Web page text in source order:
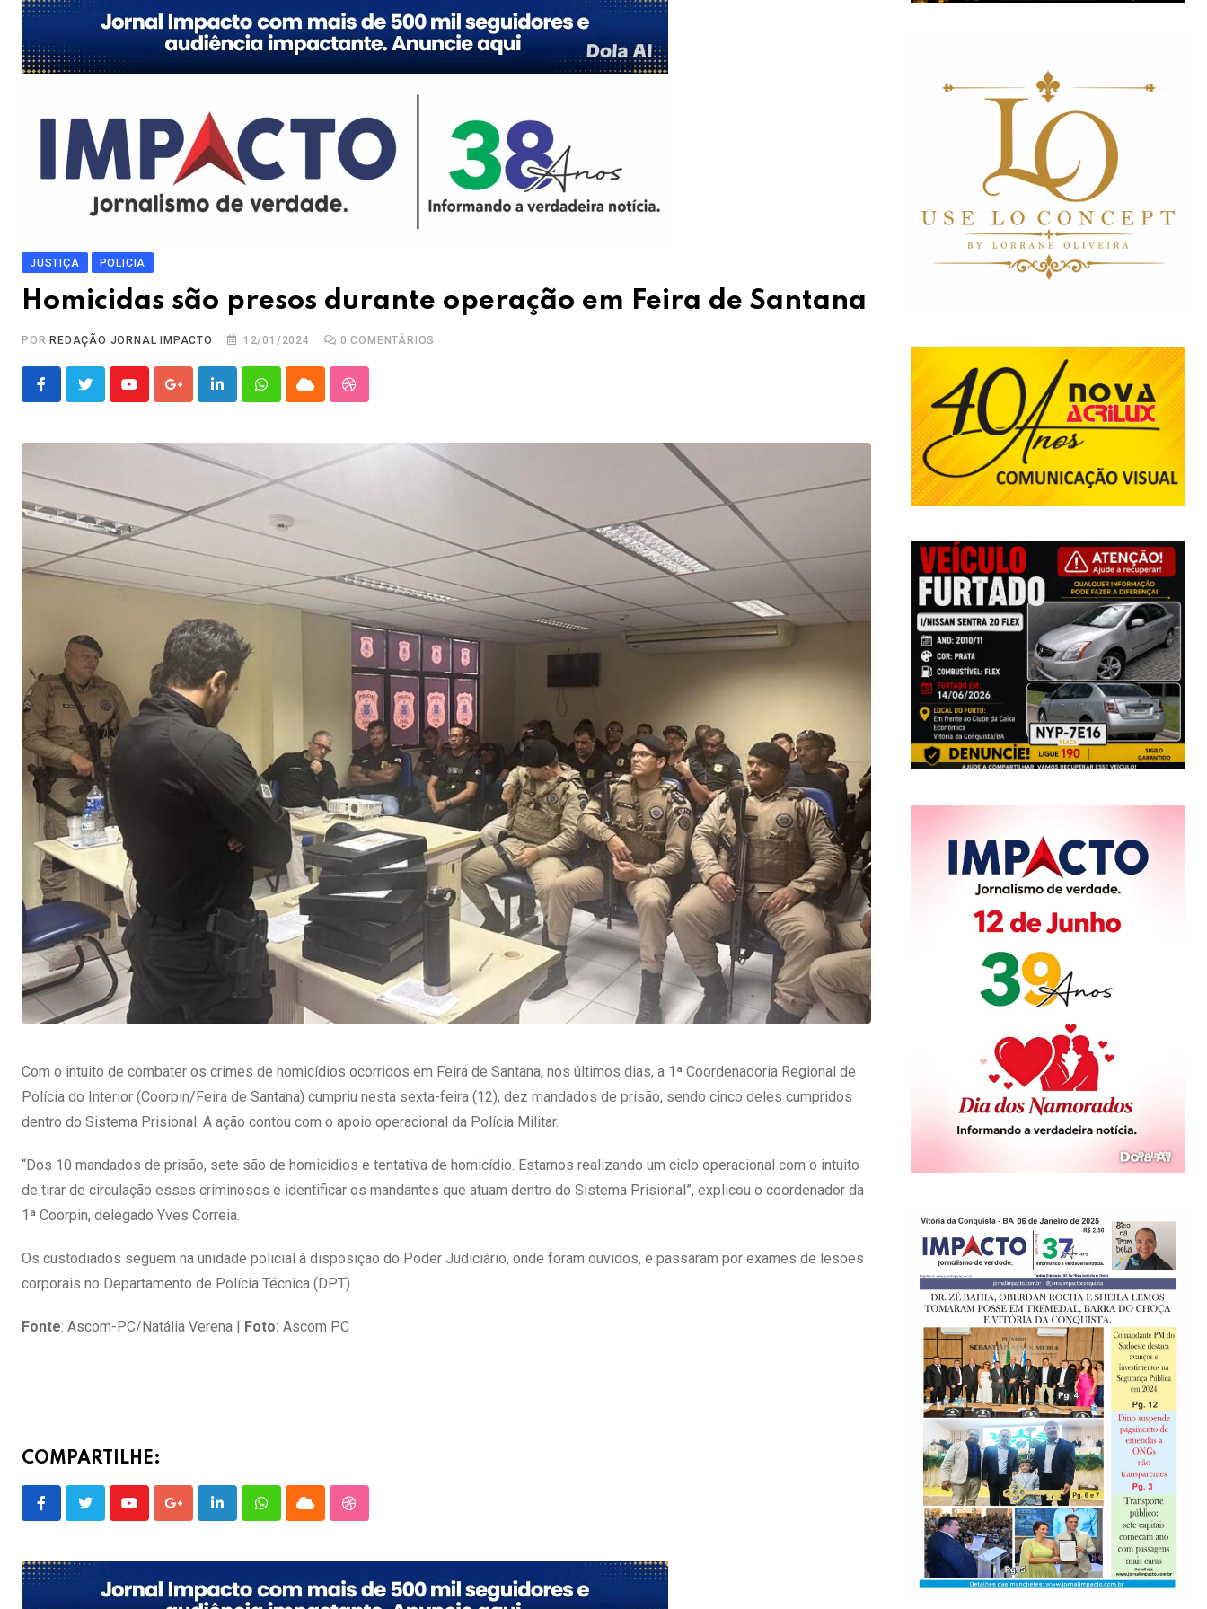
JUSTIÇA POLICIA
Homicidas são presos durante operação em Feira de Santana
POR REDAÇÃO JORNAL IMPACTO 12/01/2024 0 COMENTÁRIOS
YoutubeGoogle+LinkedInWhatsappCloud StumbleUpon
Com o intuito de combater os crimes de homicídios ocorridos em Feira de Santana, nos últimos dias, a 1ª Coordenadoria Regional de
Polícia do Interior (Coorpin/Feira de Santana) cumpriu nesta sexta-feira (12), dez mandados de prisão, sendo cinco deles cumpridos
dentro do Sistema Prisional. A ação contou com o apoio operacional da Polícia Militar.
“Dos 10 mandados de prisão, sete são de homicídios e tentativa de homicídio. Estamos realizando um ciclo operacional com o intuito
de tirar de circulação esses criminosos e identificar os mandantes que atuam dentro do Sistema Prisional”, explicou o coordenador da
1ª Coorpin, delegado Yves Correia.
Os custodiados seguem na unidade policial à disposição do Poder Judiciário, onde foram ouvidos, e passaram por exames de lesões
corporais no Departamento de Polícia Técnica (DPT).
Fonte: Ascom-PC/Natália Verena | Foto: Ascom PC
COMPARTILHE:
YoutubeGoogle+LinkedInWhatsappCloud StumbleUpon